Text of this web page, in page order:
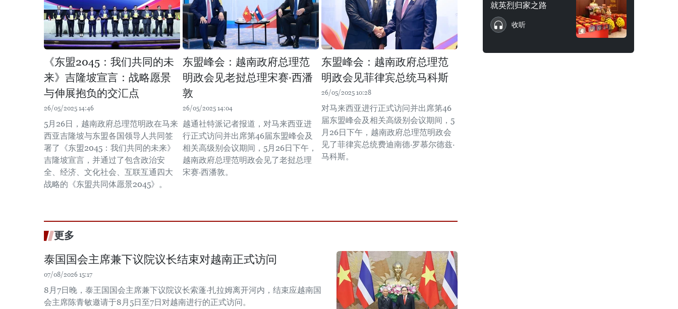
《东盟2045：我们共同的未
来》吉隆坡宣言：战略愿景
与伸展抱负的交汇点
26/05/2025 14:46
5月26日，越南政府总理范明政在马来
西亚吉隆坡与东盟各国领导人共同签
署了《东盟2045：我们共同的未来》
吉隆坡宣言，并通过了包含政治安
全、经济、文化社会、互联互通四大
战略的《东盟共同体愿景2045》。
东盟峰会：越南政府总理范
明政会见老挝总理宋赛·西潘
敦
26/05/2025 14:04
越通社特派记者报道，对马来西亚进
行正式访问并出席第46届东盟峰会及
相关高级别会议期间，5月26日下午，
越南政府总理范明政会见了老挝总理
宋赛·西潘敦。
东盟峰会：越南政府总理范
明政会见菲律宾总统马科斯
26/05/2025 10:28
对马来西亚进行正式访问并出席第46
届东盟峰会及相关高级别会议期间，5
月26日下午，越南政府总理范明政会
见了菲律宾总统费迪南德·罗慕尔德兹·
马科斯。
更多
泰国国会主席兼下议院议长结束对越南正式访问
07/08/2026 15:17
8月7日晚，泰王国国会主席兼下议院议长索蓬·扎拉姆离开河内，结束应越南国
会主席陈青敏邀请于8月5日至7日对越南进行的正式访问。
就英烈归家之路
收听